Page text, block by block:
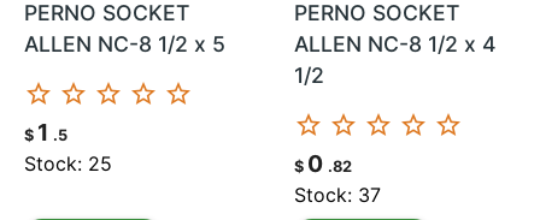
PERNO SOCKET
ALLEN NC-8 1/2 x 5
star_border star_border star_border star_border star_border
$ 1 .5
Stock: 25
PERNO SOCKET
ALLEN NC-8 1/2 x 4
1/2
star_border star_border star_border star_border star_border
$ 0 .82
Stock: 37